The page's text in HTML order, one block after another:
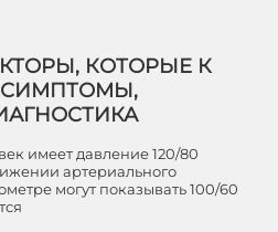
КОТОРЫЕ К
СИМПТОМЫ,
имеет давление 120/80
артериального
могут показывать 100/60